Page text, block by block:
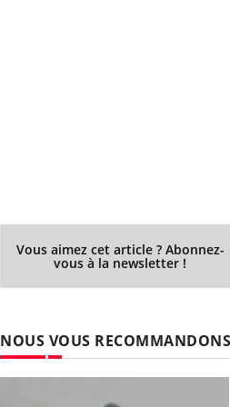
Vous aimez cet article ? Abonnez-
vous à la newsletter !
NOUS VOUS RECOMMANDONS